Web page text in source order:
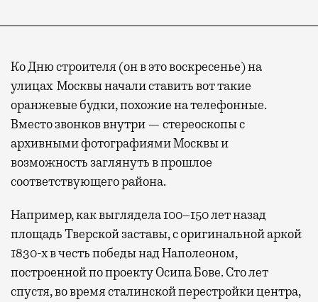
Современный путешественник часто берет
с собой не только чемодан, но и ноутбук.
А ожидание рейса все чаще превращается
не в потерянное время, а в возможность
спокойно закончить дела или спланировать
активности в путешествии, например
забронировать нужные билеты и рестораны.
Ко Дню строителя (он в это воскресенье) на
улицах Москвы начали ставить вот такие
оранжевые будки, похожие на телефонные.
Вместо звонков внутри — стереоскопы с
архивными фотографиями Москвы и
возможность заглянуть в прошлое
соответствующего района.
Например, как выглядела 100–150 лет назад
площадь Тверской заставы, с оригинальной аркой
1830-х в честь победы над Наполеоном,
построенной по проекту Осипа Бове. Сто лет
спустя, во время сталинской перестройки центра,